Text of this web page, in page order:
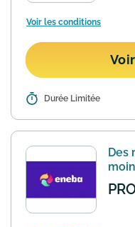
Voir les conditions
Détails : Eneba est
le code
pour
valable en
Durée Limitée
Des